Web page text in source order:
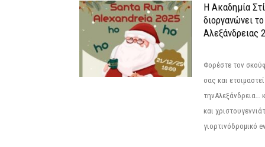
Η Ακαδημία
διοργανώνει
Αλεξάνδρειας
Φορέστε τον
σας και
τηνΑλεξάνδρεια…
και
γιορτινόδρομικό